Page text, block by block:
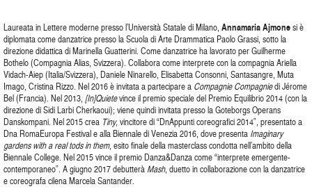
Laureata in Lettere moderne presso l’Università Statale di Milano, Annamaria Ajmonesi è
diplomata come danzatrice presso la Scuola di Arte Drammatica Paolo Grassi, sotto la
direzione didattica di Marinella Guatterini. Come danzatrice ha lavorato per Guilherme
Bothelo (Compagnia Alias, Svizzera). Collabora come interprete con la compagnia Ariella
Vidach-Aiep (Italia/Svizzera), Daniele Ninarello, Elisabetta Consonni, Santasangre, Muta
Imago, Cristina Rizzo. Nel 2016 è invitata a partecipare a Compagnie Compagniedi Jérome
Bel (Francia). Nel 2013, [In]Quietevince il premio speciale del Premio Equilibrio 2014 (con la
direzione di Sidi Larbi Cherkaoui); viene quindi invitata presso la Goteborgs Operans
Danskompani. Nel 2015 crea Tiny, vincitore di “DnAppunti coreografici 2014”, presentato a
Dna RomaEuropa Festival e alla Biennale di Venezia 2016, dove presenta Imaginary
gardens with a real tods in them, esito finale della masterclass condotta nell’ambito della
Biennale College. Nel 2015 vince il premio Danza&Danza come “interprete emergente-
contemporaneo”. A giugno 2017 debutterà Mash, duetto in collaborazione con la danzatrice
e coreografa cilena Marcela Santander.